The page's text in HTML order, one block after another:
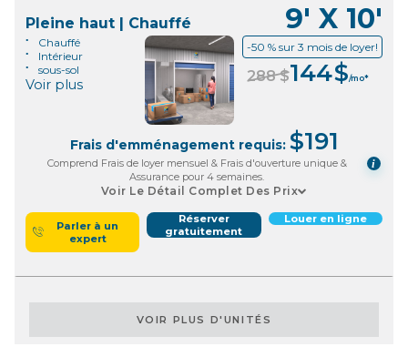
Pleine haut | Chauffé 9' X 10'
Chauffé
Intérieur
sous-sol
Voir plus
-50 % sur 3 mois de loyer!
288$144$/mo*
Frais d'emménagement requis: $191
Comprend Frais de loyer mensuel & Frais d'ouverture unique &
Assurance pour 4 semaines.
i
Voir Le Détail Complet Des Prix
Parler à un
expert
Réserver
gratuitement
Louer en ligne
VOIR PLUS D'UNITÉS